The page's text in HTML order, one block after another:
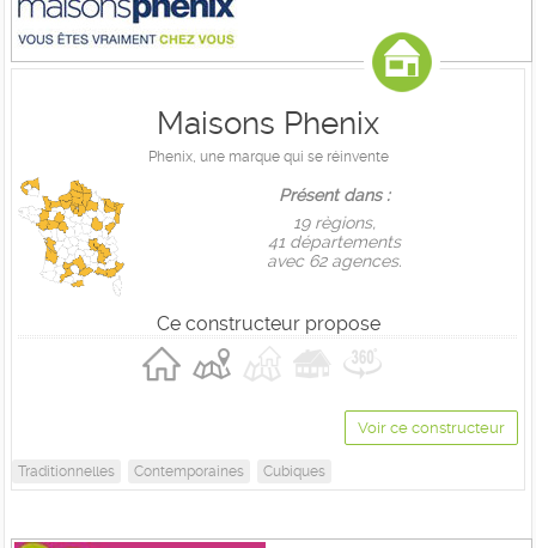
Maisons Phenix
Phenix, une marque qui se réinvente
Présent dans :
19 règions,
41 départements
avec 62 agences.
Ce constructeur propose
Voir ce constructeur
Traditionnelles Contemporaines Cubiques